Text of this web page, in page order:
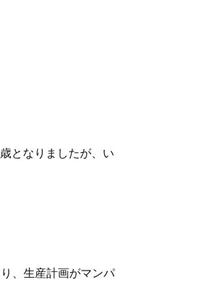
となりましたが、い
、生産計画がマンパ